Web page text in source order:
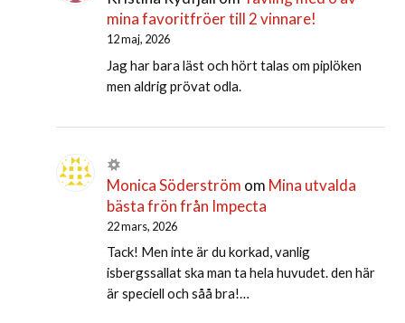
mina favoritfröer till 2 vinnare!
12 maj, 2026
Jag har bara läst och hört talas om piplöken
men aldrig prövat odla.
Monica Söderström om Mina utvalda
bästa frön från Impecta
22 mars, 2026
Tack! Men inte är du korkad, vanlig
isbergssallat ska man ta hela huvudet. den här
är speciell och såå bra!…